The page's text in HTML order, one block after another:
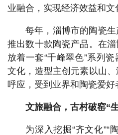
业融合，实现经济效益和文
每年，淄博市的陶瓷
推出数十款陶瓷产品。在
放着一套“千峰翠色”系列
文化，造型主创元素以山
呼应，受到业界和陶瓷爱好
文旅融合，古村破窑“
为深入挖掘“齐文化”“